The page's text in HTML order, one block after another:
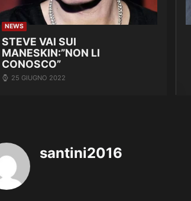
NEWS
STEVE VAI SUI
MANESKIN:”NON LI
CONOSCO”
25 GIUGNO 2022
santini2016